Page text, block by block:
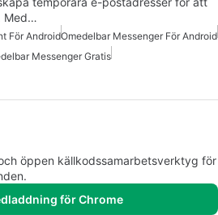
Med…
För AndroidOmedelbar Messenger För Android
Messenger Gratis
öppen källkodssamarbetsverktyg för
för Chrome